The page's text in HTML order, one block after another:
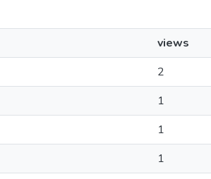
views
2
1
1
1